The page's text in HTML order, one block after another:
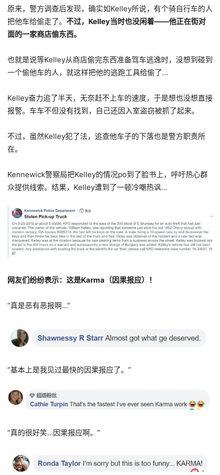
原来，警方调查后发现，确实如Kelley所说，有个骑自行车的人
把他车给偷走了。 不过，Kelley当时也没闲着——他正在街对
面的一家商店偷东西。
也就是说等Kelley从商店偷完东西准备驾车逃逸时，没想到碰到
一个偷他车的人，就这样把他的逃跑工具给偷了…
Kelley奋力追了半天，无奈赶不上车的速度，于是想也没想直接
报警。车车不但没有找到，自己还因入室盗窃被抓了起来。
不过，虽然Kelley犯了法，追查他车子的下落也是警方职责所
在。
Kennewick警察局把Kelley的情况po到了脸书上，呼吁热心群
众提供线索。结果，Kelley遭到了一顿冷嘲热讽…
网友们纷纷表示：这是Karma（因果报应）！
“真是恶有恶报啊…”
“基本上是我见过最快的因果报应了。”
“真的很好笑…因果报应啊。”